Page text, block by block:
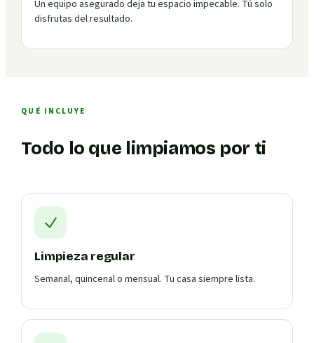
Un equipo asegurado deja tu espacio impecable. Tú solo
disfrutas del resultado.
QUÉ INCLUYE
Todo lo que limpiamos por ti
Limpieza regular
Semanal, quincenal o mensual. Tu casa siempre lista.